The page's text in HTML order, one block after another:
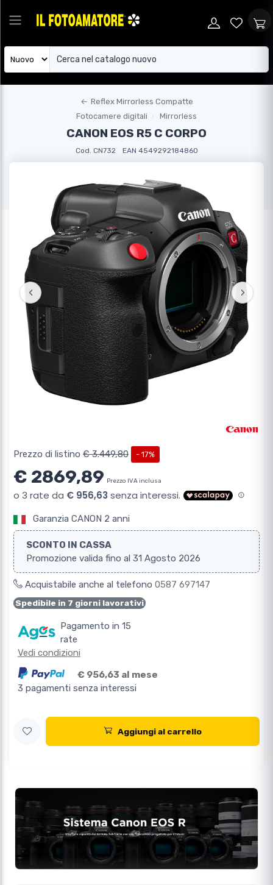
← Reflex Mirrorless Compatte
Fotocamere digitali
Mirrorless
CANON EOS R5 C CORPO
Cod. CN732 EAN 4549292184860
‹ ›
Prezzo di listino € 3.449,80 - 17%
€ 2869,89 Prezzo IVA inclusa
Garanzia CANON 2 anni
SCONTO IN CASSA
Promozione valida fino al 31 Agosto 2026
Acquistabile anche al telefono 0587 697147
Spedibile in 7 giorni lavorativi
Pagamento in 15
rate
Vedi condizioni
€ 956,63 al mese
3 pagamenti senza interessi
Aggiungi al carrello